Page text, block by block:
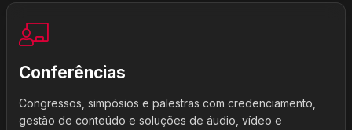
Conferências
Congressos, simpósios e palestras com credenciamento,
gestão de conteúdo e soluções de áudio, vídeo e